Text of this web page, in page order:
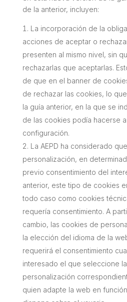
de la anterior, incluyen:
La incorporación de la
acciones de aceptar o
presenten al mismo nivel, sin
rechazarlas que aceptarlas.
de que en el banner de
de rechazar las cookies, lo
la guía anterior, en la que se
de las cookies podía hacerse
configuración.
La AEPD ha considerado
personalización, en
previo consentimiento del
anterior, este tipo de cookies
todo caso como cookies
requería consentimiento. A
cambio, las cookies de
la elección del idioma de la
requerirá el consentimiento
interesado el que seleccione
personalización
quien adapte la web en